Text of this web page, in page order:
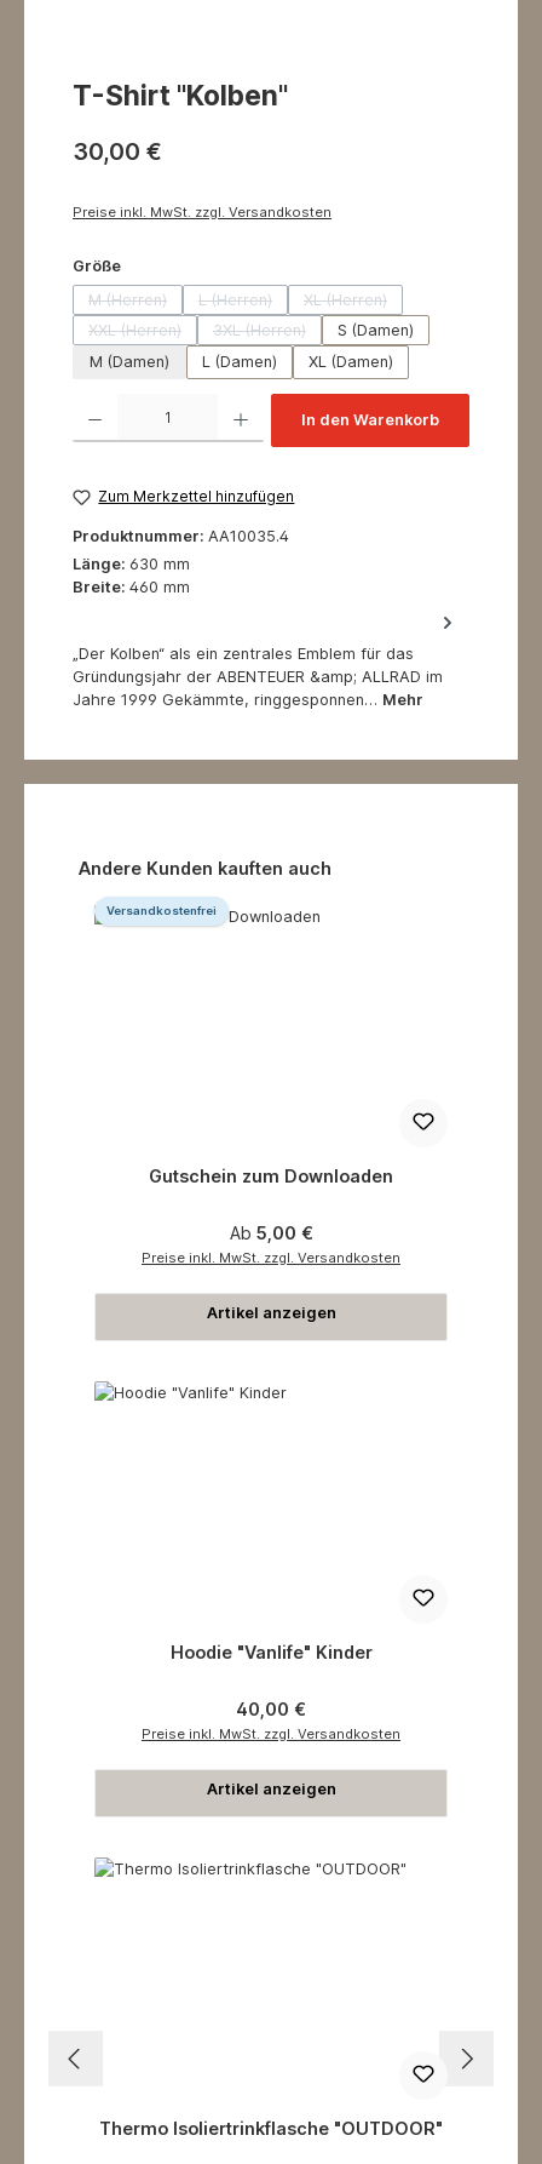
T-Shirt "Kolben"
30,00 €
Preise inkl. MwSt. zzgl. Versandkosten
Größeauswählen
M (Herren)
(Diese Option ist zurzeit nicht verfügbar.)
L (Herren)
(Diese Option ist zurzeit nicht verfügbar.)
XL (Herren)
(Diese Option ist zurzeit
XXL (Herren)
(Diese Option ist zurzeit nicht verfügbar.)
3XL (Herren)
(Diese Option ist zurzeit nicht verfügbar.)
S (Damen)
M (Damen)
L (Damen) XL (Damen)
In den Warenkorb
Zum Merkzettel hinzufügen
Produktnummer: AA10035.4
Länge: 630 mm
Breite: 460 mm
„Der Kolben“ als ein zentrales Emblem für das
Gründungsjahr der ABENTEUER &amp; ALLRAD im
Jahre 1999 Gekämmte, ringgesponnen… Mehr
Produktgalerie überspringen
Andere Kunden kauften auch
Versandkostenfrei
Gutschein zum Downloaden
Regulärer Preis:
Ab 5,00 €
Preise inkl. MwSt. zzgl. Versandkosten
Artikel anzeigen
Hoodie "Vanlife" Kinder
Regulärer Preis:
40,00 €
Preise inkl. MwSt. zzgl. Versandkosten
Artikel anzeigen
Thermo Isoliertrinkflasche "OUTDOOR"